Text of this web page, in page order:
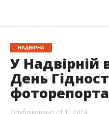
НАДВІРНА
У Надвірній
День
Опубліковано 21.11.2024